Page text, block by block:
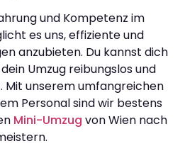
und Kompetenz im
es uns, effiziente und
anzubieten. Du kannst dich
Umzug reibungslos und
unserem umfangreichen
Personal sind wir bestens
Mini-Umzug von Wien nach